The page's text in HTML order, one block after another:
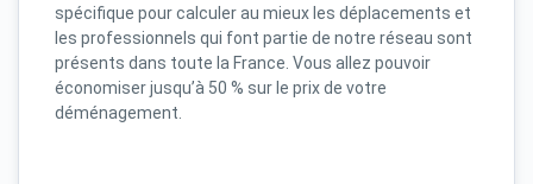
spécifique pour calculer au mieux les déplacements et
les professionnels qui font partie de notre réseau sont
présents dans toute la France. Vous allez pouvoir
économiser jusqu’à 50 % sur le prix de votre
déménagement.